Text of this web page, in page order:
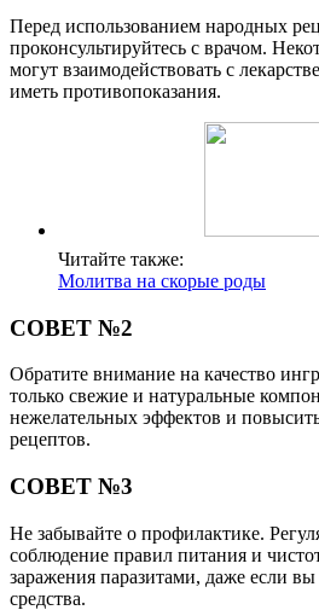
Перед использованием народных
проконсультируйтесь с врачом.
могут взаимодействовать с
иметь противопоказания.
Читайте также:
Молитва на скорые роды
СОВЕТ №2
Обратите внимание на качество
только свежие и натуральные
нежелательных эффектов и
рецептов.
СОВЕТ №3
Не забывайте о профилактике.
соблюдение правил питания и
заражения паразитами, даже если
средства.